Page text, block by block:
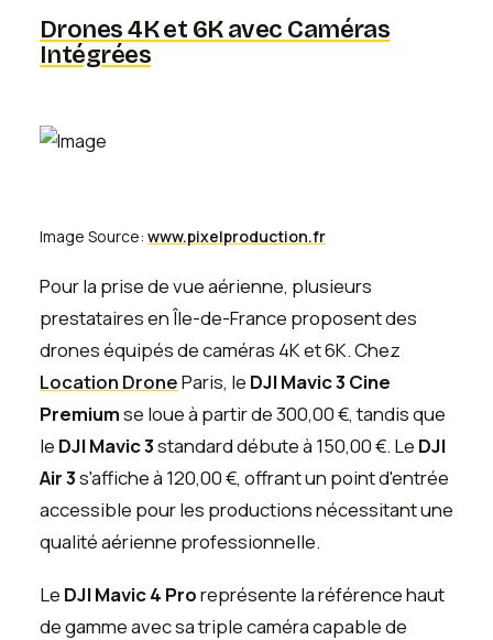
Drones 4K et 6K avec Caméras
Intégrées
Image Source: www.pixelproduction.fr
Pour la prise de vue aérienne, plusieurs
prestataires en Île-de-France proposent des
drones équipés de caméras 4K et 6K. Chez
Location DroneParis, le DJI Mavic 3 Cine
Premiumse loue à partir de 300,00 €, tandis que
le DJI Mavic 3standard débute à 150,00 €. Le DJI
Air 3s'affiche à 120,00 €, offrant un point d'entrée
accessible pour les productions nécessitant une
qualité aérienne professionnelle.
Le DJI Mavic 4 Proreprésente la référence haut
de gamme avec sa triple caméra capable de